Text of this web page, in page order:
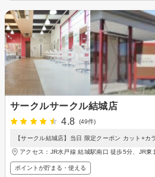
サークルサークル結城店
4.8
(49件)
【サークル結城店】当日 限定クーポン カット+カ
アクセス：JR水戸線 結城駅南口 徒歩5分、JR
ポイントが貯まる・使える